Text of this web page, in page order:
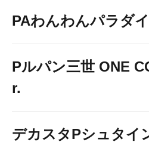
PAわんわんパラダ
Pルパン三世 ONE
r.
デカスタPシュタイ